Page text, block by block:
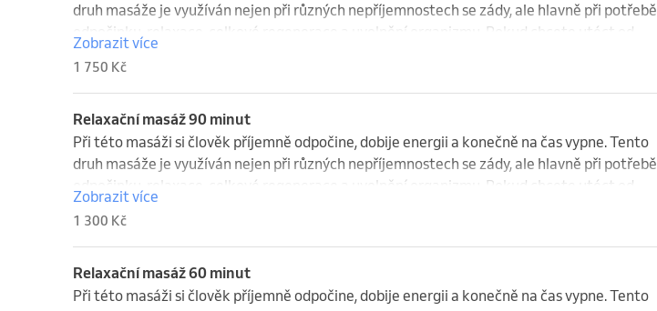
druh masáže je využíván nejen při různých nepříjemnostech se zády, ale hlavně při potřebě
odpočinku, relaxace, celkové regenerace a uvolnění organizmu. Pokud chcete utéct od
všedního života plného hluku, rámusu, aut a nepříjemností do říše snů a odpočinku.
Zobrazit více
1 750 Kč
Relaxační masáž 90 minut
Při této masáži si člověk příjemně odpočine, dobije energii a konečně na čas vypne. Tento
druh masáže je využíván nejen při různých nepříjemnostech se zády, ale hlavně při potřebě
odpočinku, relaxace, celkové regenerace a uvolnění organizmu. Pokud chcete utéct od
všedního života plného hluku, rámusu, aut a nepříjemností do říše snů a odpočinku.
Zobrazit více
1 300 Kč
Relaxační masáž 60 minut
Při této masáži si člověk příjemně odpočine, dobije energii a konečně na čas vypne. Tento